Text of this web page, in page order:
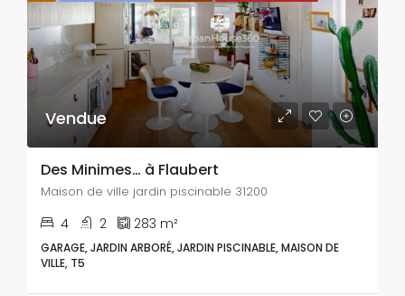
Vendue
Des Minimes… à Flaubert
Maison de ville jardin piscinable 31200
4 2 283 m²
GARAGE, JARDIN ARBORÉ, JARDIN PISCINABLE, MAISON DE
VILLE, T5